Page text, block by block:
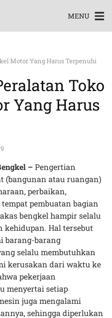
MENU
Motor Yang Harus Terpenuhi
Toko
Yang Harus
– Pengertian
(bangunan atau ruangan)
perbaikan,
pembuatan bagian
bengkel hampir selalu
kehidupan. Hal tersebut
barang-barang
selalu membutuhkan
kerusakan dari waktu ke
pekerjaan
menyertai setiap
juga mengalami
sehingga diperlukan